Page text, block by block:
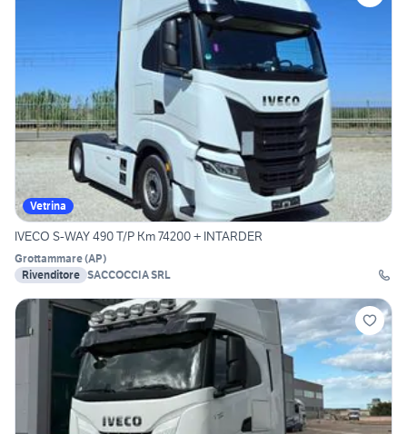
Vetrina
IVECO S-WAY 490 T/P Km 74200 + INTARDER
Grottammare(AP)
Rivenditore SACCOCCIA SRL